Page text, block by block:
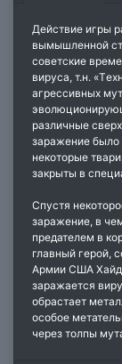
Действие игры
вымышленной
советские
вируса, т.н.
агрессивных
различные
заражение было
некоторые
закрыты в
Спустя
заражение, в
предателем в
главный герой,
Армии США
заражается
обрастает
особое
через толпы